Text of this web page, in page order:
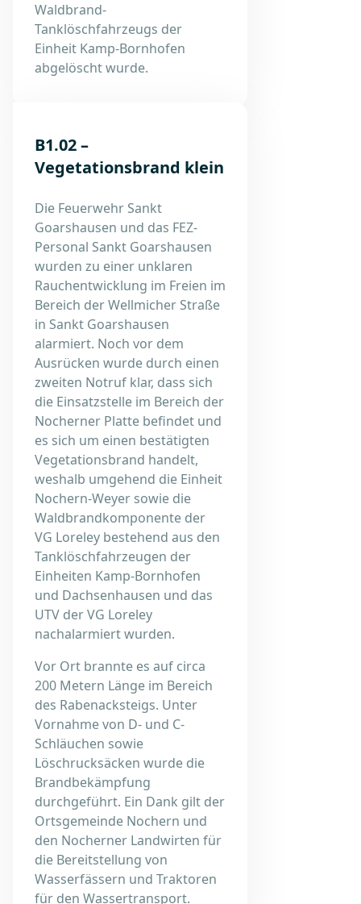
Waldbrand-
Tanklöschfahrzeugs der
Einheit Kamp-Bornhofen
abgelöscht wurde.
B1.02 –
Vegetationsbrand klein
Die Feuerwehr Sankt
Goarshausen und das FEZ-
Personal Sankt Goarshausen
wurden zu einer unklaren
Rauchentwicklung im Freien im
Bereich der Wellmicher Straße
in Sankt Goarshausen
alarmiert. Noch vor dem
Ausrücken wurde durch einen
zweiten Notruf klar, dass sich
die Einsatzstelle im Bereich der
Nocherner Platte befindet und
es sich um einen bestätigten
Vegetationsbrand handelt,
weshalb umgehend die Einheit
Nochern-Weyer sowie die
Waldbrandkomponente der
VG Loreley bestehend aus den
Tanklöschfahrzeugen der
Einheiten Kamp-Bornhofen
und Dachsenhausen und das
UTV der VG Loreley
nachalarmiert wurden.
Vor Ort brannte es auf circa
200 Metern Länge im Bereich
des Rabenacksteigs. Unter
Vornahme von D- und C-
Schläuchen sowie
Löschrucksäcken wurde die
Brandbekämpfung
durchgeführt. Ein Dank gilt der
Ortsgemeinde Nochern und
den Nocherner Landwirten für
die Bereitstellung von
Wasserfässern und Traktoren
für den Wassertransport.